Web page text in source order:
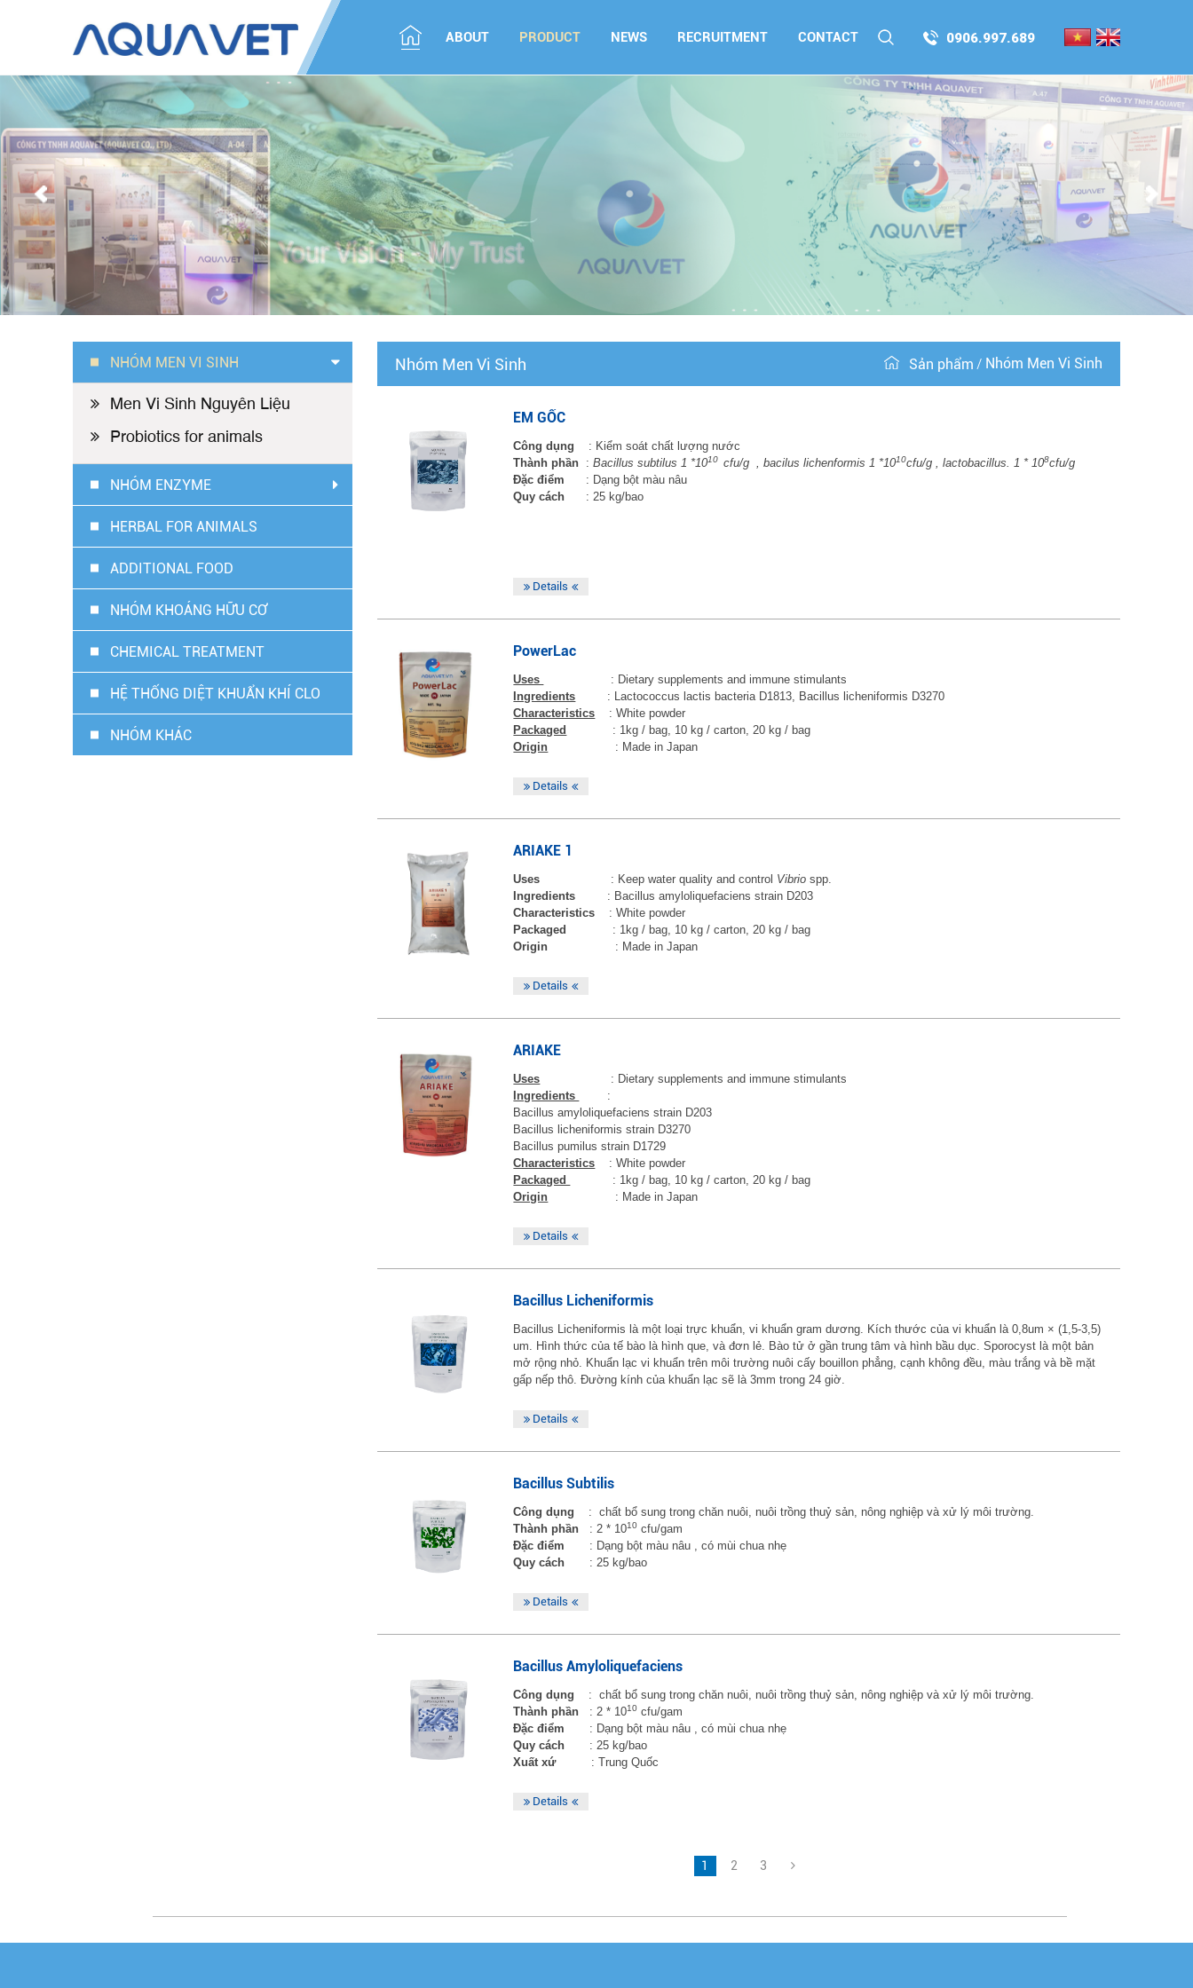
ABOUT PRODUCT NEWS RECRUITMENT CONTACT 0906.997.689
NHÓM MEN VI SINH
Men Vi Sinh Nguyên Liệu
Probiotics for animals
NHÓM ENZYME
HERBAL FOR ANIMALS
ADDITIONAL FOOD
NHÓM KHOÁNG HỮU CƠ
CHEMICAL TREATMENT
HỆ THỐNG DIỆT KHUẨN KHÍ CLO
NHÓM KHÁC
Nhóm Men Vi Sinh Sản phẩm Nhóm Men Vi Sinh
EM GỐC
Công dụng : Kiểm soát chất lượng nước
Thành phần :Bacillus subtilus 1 *1010 cfu/g , bacilus lichenformis 1 *1010cfu/g , lactobacillus. 1 * 108cfu/g
Đặc điểm
: Dạng bột màu nâu
Quy cách : 25 kg/bao
Details
PowerLac
Uses
: Dietary supplements and immune stimulants
Ingredients
: Lactococcus lactis bacteria D1813, Bacillus licheniformis D3270
Characteristics
: White powder
Packaged
: 1kg / bag, 10 kg / carton, 20 kg / bag
Origin
: Made in Japan
Details
ARIAKE 1
Uses : Keep water quality and control Vibrio spp.
Ingredients : Bacillus amyloliquefaciens strain D203
Characteristics : White powder
Packaged : 1kg / bag, 10 kg / carton, 20 kg / bag
Origin
: Made in Japan
Details
ARIAKE
Uses
: Dietary supplements and immune stimulants
Ingredients
:
Bacillus amyloliquefaciens strain D203
Bacillus licheniformis strain D3270
Bacillus pumilus strain D1729
Characteristics
: White powder
Packaged
: 1kg / bag, 10 kg / carton, 20 kg / bag
Origin
: Made in Japan
Details
Bacillus Licheniformis
Bacillus Licheniformis là một loại trực khuẩn, vi khuẩn gram dương. Kích thước của vi khuẩn là 0,8um × (1,5-3,5)
um. Hình thức của tế bào là hình que, và đơn lẻ. Bào tử ở gần trung tâm và hình bầu dục. Sporocyst là một bản
mở rộng nhỏ. Khuẩn lạc vi khuẩn trên môi trường nuôi cấy bouillon phẳng, cạnh không đều, màu trắng và bề mặt
gấp nếp thô. Đường kính của khuẩn lạc sẽ là 3mm trong 24 giờ.
Details
Bacillus Subtilis
Công dụng : chất bổ sung trong chăn nuôi, nuôi trồng thuỷ sản, nông nghiệp và xử lý môi trường.
Thành phần : 2 * 1010 cfu/gam
Đặc điểm
: Dạng bột màu nâu , có mùi chua nhẹ
Quy cách : 25 kg/bao
Details
Bacillus Amyloliquefaciens
Công dụng : chất bổ sung trong chăn nuôi, nuôi trồng thuỷ sản, nông nghiệp và xử lý môi trường.
Thành phần : 2 * 1010 cfu/gam
Đặc điểm
: Dạng bột màu nâu , có mùi chua nhẹ
Quy cách : 25 kg/bao
Xuất xứ: Trung Quốc
Details
1 2 3